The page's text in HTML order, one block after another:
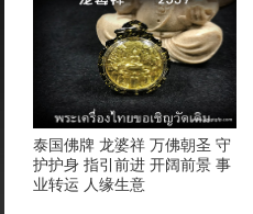
泰国佛牌 龙婆祥 万佛朝圣 守
护护身 指引前进 开阔前景 事
业转运 人缘生意